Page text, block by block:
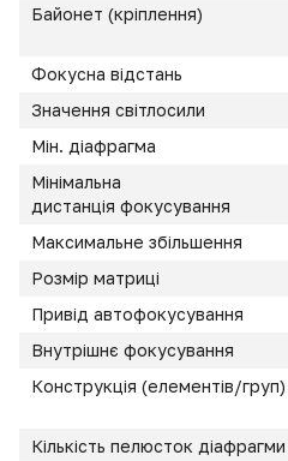
Байонет (кріплення)
Фокусна відстань
Значення світлосили
Мін. діафрагма
Мінімальна
дистанція фокусування
Максимальне збільшення
Розмір матриці
Привід автофокусування
Внутрішнє фокусування
Конструкція (елементів/груп)
Кількість пелюсток діафрагми